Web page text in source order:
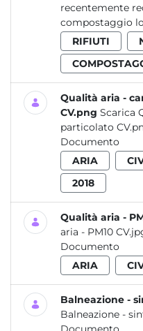
recentemente
compostaggio
RIFIUTI
Qualità aria -
CV.png Scarica
particolato
Documento
ARIA
2018
Qualità aria -
aria - PM10
Documento
ARIA
Balneazione -
Balneazione -